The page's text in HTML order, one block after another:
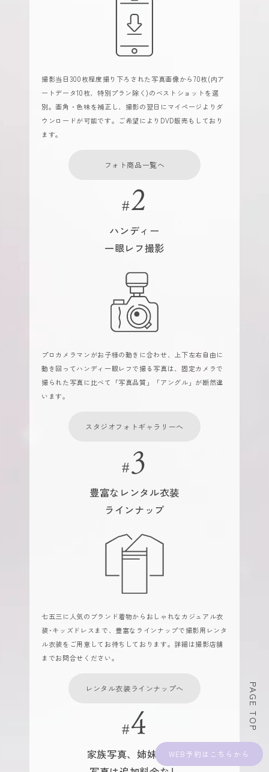
WEB予約
撮影当日300枚程度撮り下ろされた写真画像から70枚(内ア
ートデータ10枚、特別プラン除く)のベストショットを選
別。画角・色味を補正し、撮影の翌日にマイページよりダ
ウンロードが可能です。ご希望によりDVD販売もしており
ます。
フォト商品一覧へ
ハンディー
一眼レフ撮影
プロカメラマンがお子様の動きに合わせ、上下左右自由に
動き回ってハンディ一眼レフで撮る写真は、固定カメラで
撮られた写真に比べて「写真品質」「アングル」が断然違
います。
スタジオフォトギャラリーへ
豊富なレンタル衣装
ラインナップ
七五三に人気のブランド着物からおしゃれなカジュアル衣
装･キッズドレスまで、豊富なラインナップで撮影用レンタ
ル衣装をご用意してお待ちしております。詳細は撮影店舗
までお問合せください。
レンタル衣装ラインナップへ
家族写真、姉妹･兄弟
PAGE TOP